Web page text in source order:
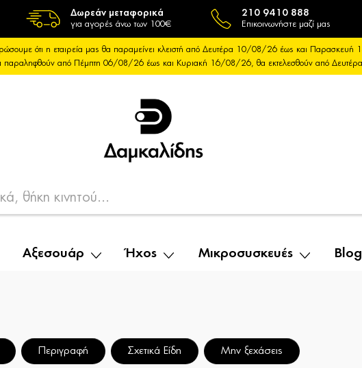
Δωρεάν μεταφορικά
για αγορές άνω των 100€
210 9410 888
Επικοινωνήστε μαζί μας
ότι η εταιρεία μας θα παραμείνει κλειστή από Δευτέρα 10/08/26 έως και
παραληφθούν από Πέμπτη 06/08/26 έως και Κυριακή 16/08/26, θα εκτελεσθούν από
Αξεσουάρ Ήχος Μικροσυσκευές Blog
Περιγραφή Σχετικά Είδη Μην ξεχάσεις